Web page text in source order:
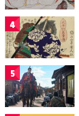
4
5